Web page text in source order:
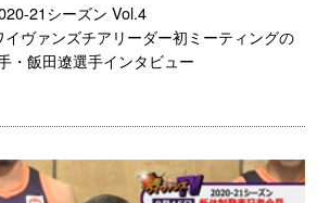
21シーズン Vol.4
ヴァンズチアリーダー初ミーティングの
飯田遼選手インタビュー